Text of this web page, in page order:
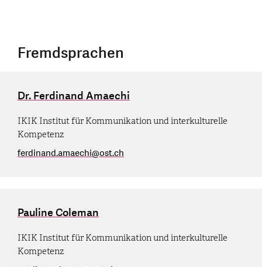
Fremdsprachen
Dr. Ferdinand Amaechi
IKIK Institut für Kommunikation und interkulturelle
Kompetenz
ferdinand.amaechi@ost.ch
Pauline Coleman
IKIK Institut für Kommunikation und interkulturelle
Kompetenz